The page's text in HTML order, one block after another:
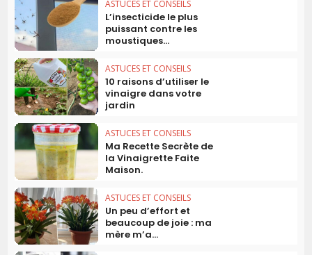
ASTUCES ET CONSEILS
L’insecticide le plus
puissant contre les
moustiques...
ASTUCES ET CONSEILS
10 raisons d’utiliser le
vinaigre dans votre
jardin
ASTUCES ET CONSEILS
Ma Recette Secrète de
la Vinaigrette Faite
Maison.
ASTUCES ET CONSEILS
Un peu d’effort et
beaucoup de joie : ma
mère m’a...